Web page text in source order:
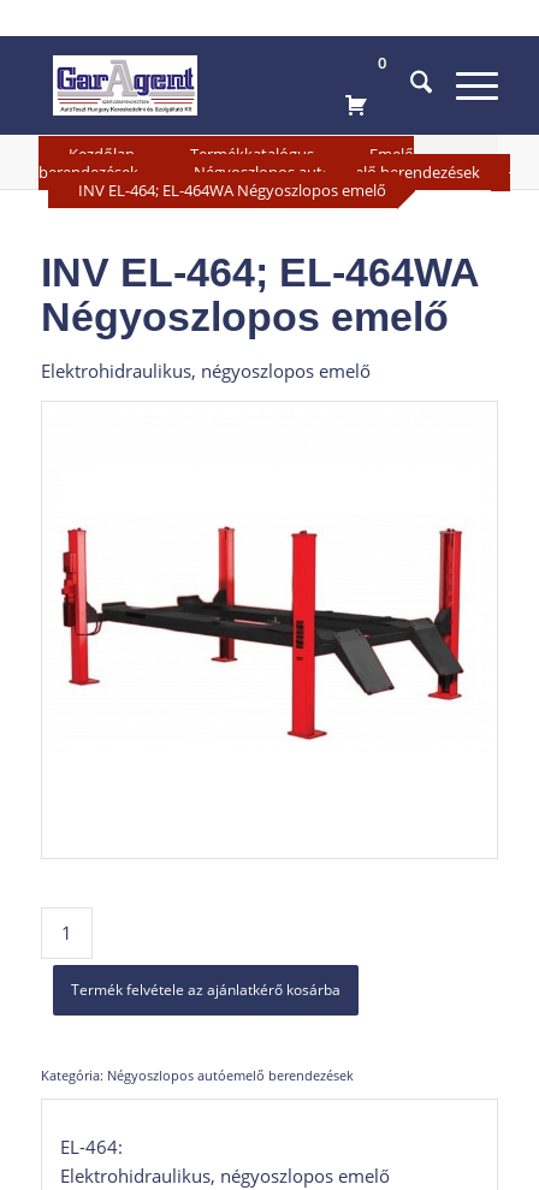
0
Kezdőlap Termékkatalógus
Emelő
berendezések
Négyoszlopos autóemelő berendezések
» INV EL-464; EL-464WA Négyoszlopos emelő
INV EL-464; EL-464WA
Négyoszlopos emelő
Elektrohidraulikus, négyoszlopos emelő
Termék felvétele az ajánlatkérő kosárba
Kategória: Négyoszlopos autóemelő berendezések
EL-464:
Elektrohidraulikus, négyoszlopos emelő